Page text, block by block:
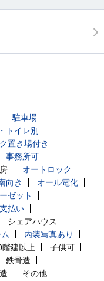
駐車場
トイレ別
置き場付き
事務所可
オートロック
向き
オール電化
ゼット
払い
シェアハウス
内装写真あり
階建以上
子供可
鉄骨造
その他